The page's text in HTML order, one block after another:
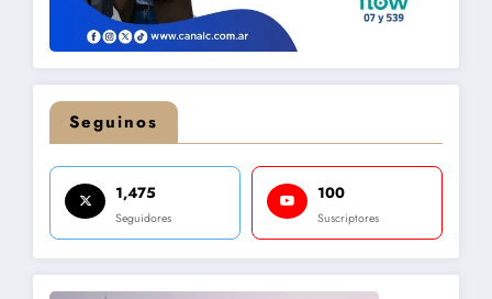
Seguinos
1,475
Seguidores
100
Suscriptores